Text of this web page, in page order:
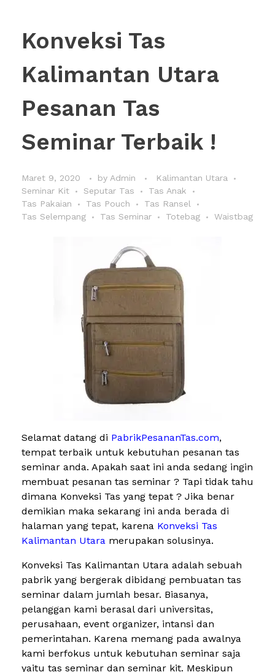
Konveksi Tas
Kalimantan Utara
Pesanan Tas
Seminar Terbaik !
Maret 9, 2020 by Admin
Kalimantan Utara
Seminar Kit
Seputar Tas
Tas Anak
Tas Pakaian
Tas Pouch
Tas Ransel
Tas Selempang
Tas Seminar Totebag Waistbag
Selamat datang di PabrikPesananTas.com,
tempat terbaik untuk kebutuhan pesanan tas
seminar anda. Apakah saat ini anda sedang ingin
membuat pesanan tas seminar ? Tapi tidak tahu
dimana Konveksi Tas yang tepat ? Jika benar
demikian maka sekarang ini anda berada di
halaman yang tepat, karena Konveksi Tas
Kalimantan Utara merupakan solusinya.
Konveksi Tas Kalimantan Utara adalah sebuah
pabrik yang bergerak dibidang pembuatan tas
seminar dalam jumlah besar. Biasanya,
pelanggan kami berasal dari universitas,
perusahaan, event organizer, intansi dan
pemerintahan. Karena memang pada awalnya
kami berfokus untuk kebutuhan seminar saja
yaitu tas seminar dan seminar kit. Meskipun